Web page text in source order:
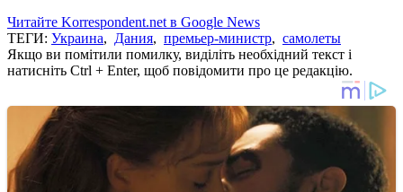
Читайте Korrespondent.net в Google News
ТЕГИ: Украина, Дания, премьер-министр, самолеты
Якщо ви помітили помилку, виділіть необхідний текст і
натисніть Ctrl + Enter, щоб повідомити про це редакцію.